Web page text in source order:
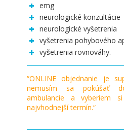
emg
neurologické konzultácie
neurologické vyšetrenia
vyšetrenia pohybového
vyšetrenia rovnováhy.
“ONLINE objednanie je
nemusím sa pokúšať
ambulancie a vyberiem
najvhodnejší termín.“